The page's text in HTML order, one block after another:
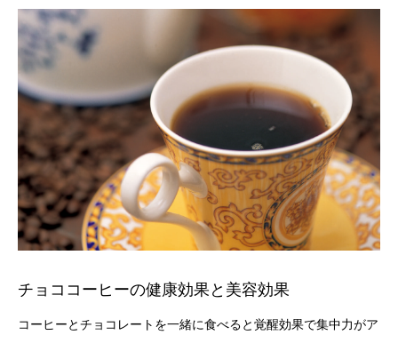
チョココーヒーの健康効果と美容効果
コーヒーとチョコレートを一緒に食べると覚醒効果で集中力がア